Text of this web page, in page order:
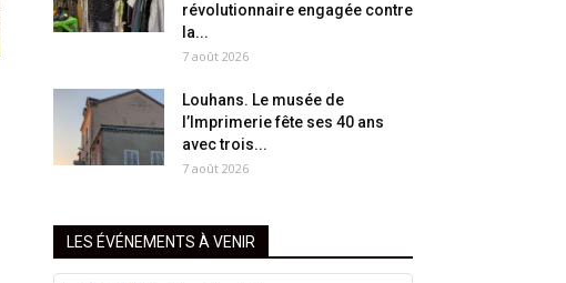
révolutionnaire engagée contre
la...
7 août 2026
Louhans. Le musée de
l’Imprimerie fête ses 40 ans
avec trois...
7 août 2026
LES ÉVÉNEMENTS À VENIR